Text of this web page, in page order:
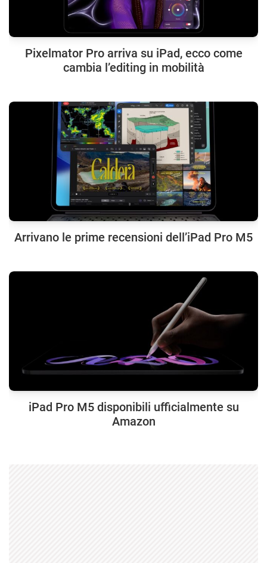
Pixelmator Pro arriva su iPad, ecco come
cambia l’editing in mobilità
Arrivano le prime recensioni dell’iPad Pro M5
iPad Pro M5 disponibili ufficialmente su
Amazon